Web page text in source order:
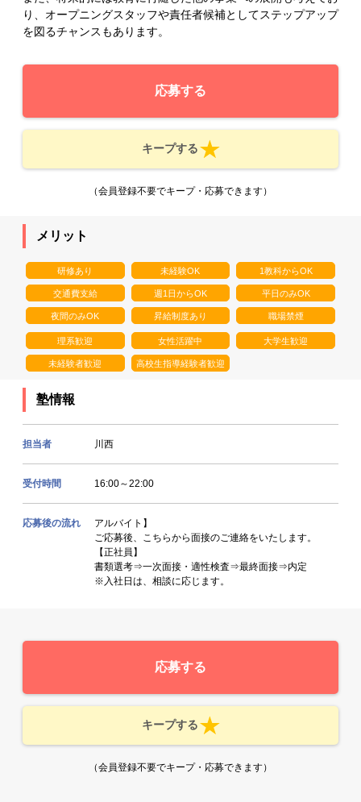
り、オープニングスタッフや責任者候補としてステップアップ
を図るチャンスもあります。
応募する
キープする
（会員登録不要でキープ・応募できます）
メリット
研修あり 未経験OK 1教科からOK
交通費支給 週1日からOK 平日のみOK
夜間のみOK 昇給制度あり 職場禁煙
理系歓迎 女性活躍中 大学生歓迎
未経験者歓迎 高校生指導経験者歓迎
塾情報
担当者 川西
受付時間 16:00～22:00
応募後の流れ
アルバイト】
ご応募後、こちらから面接のご連絡をいたします。
【正社員】
書類選考⇒一次面接・適性検査⇒最終面接⇒内定
※入社日は、相談に応じます。
応募する
キープする
（会員登録不要でキープ・応募できます）